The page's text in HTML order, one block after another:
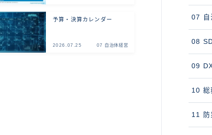
予算・決算カレンダー
2026.07.25 07 自治体経営
07 自
08
09
10 総
11 防